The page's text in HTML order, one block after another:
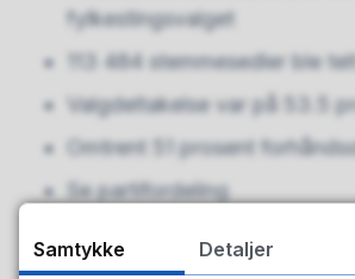
fylkestingsvalget
113 484 stemmesedler ble
Valgdeltakelse var på 53.5
Omtrent 51 prosent
Se partifordeling
Samtykke Detaljer